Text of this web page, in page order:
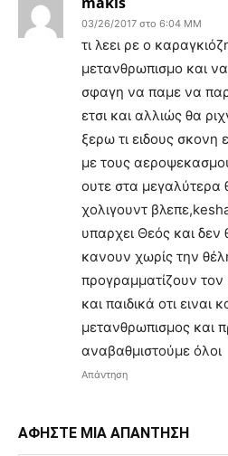
03/26/2017 στο 6:04 ΜΜ
τι λεει ρε ο
μετανθρωπισμο και
σφαγη να παμε να
ετσι και αλλιώς θα
ξερω τι ειδους σκονη
με τους
ουτε στα μεγαλύτερα
χολιγουντ
υπαρχει Θεός και δεν
κανουν χωρίς την
προγραμματίζουν
και παιδικά οτι ειναι
μετανθρωπισμος και
αναβαθμιστούμε όλοι
Απάντηση
ΑΦΗΣΤΕ ΜΙΑ ΑΠΑΝΤΗΣΗ